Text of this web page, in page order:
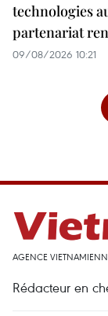
technologies
partenariat
09/08/2026 10:21
AGENCE
Rédacteur en